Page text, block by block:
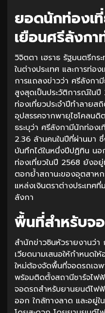
ยอดนักท่องเ
เยือนศรีลังก
วิจิตตา เฮราธ รัฐมนตรีกร
ในต่างประเทศ และการท่อ
การแถลงข่าวว่า ศรีลังกา
สูงสุดเป็นประวัติการณ์ใน
ท่องเที่ยวประจำปีทำลายส
อุปสรรคจากพายุไซโคลน
ธระบุว่า ศรีลังกามีนักท่อง
2.36 ล้านคนในปีที่ผ่านมา
บันทึกได้ในหนึ่งปีปฏิทิน นอ
ท่องเที่ยวในปี 2568 ยังอ
ตอกย้ำสถานะของอุตสาหก
แหล่งเงินตราต่างประเทศ
ลังกา
พื้นที่สำหรับจ
สำนักข่าวซินหัวรายงานว่า
เวียดนามเสนอให้กำหนดใ
ใหม่ต้องจัดพื้นที่จอดรถเฉ
พร้อมติดตั้งสถานีชาร์จไฟ
จอดรถสำหรับยานยนต์ไฟ
ออก ใกล้ทางลาด และอยู่